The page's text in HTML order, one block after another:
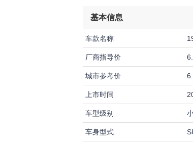
基本信息
车款名称
厂商指导价
城市参考价
上市时间
车型级别
车身型式